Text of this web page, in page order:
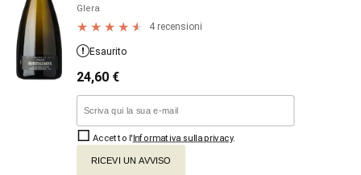
Glera
4 recensioni
Esaurito
24,60 €
Accetto l'Informativa sulla privacy.
RICEVI UN AVVISO